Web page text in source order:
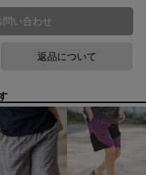
い合わせ
返品について